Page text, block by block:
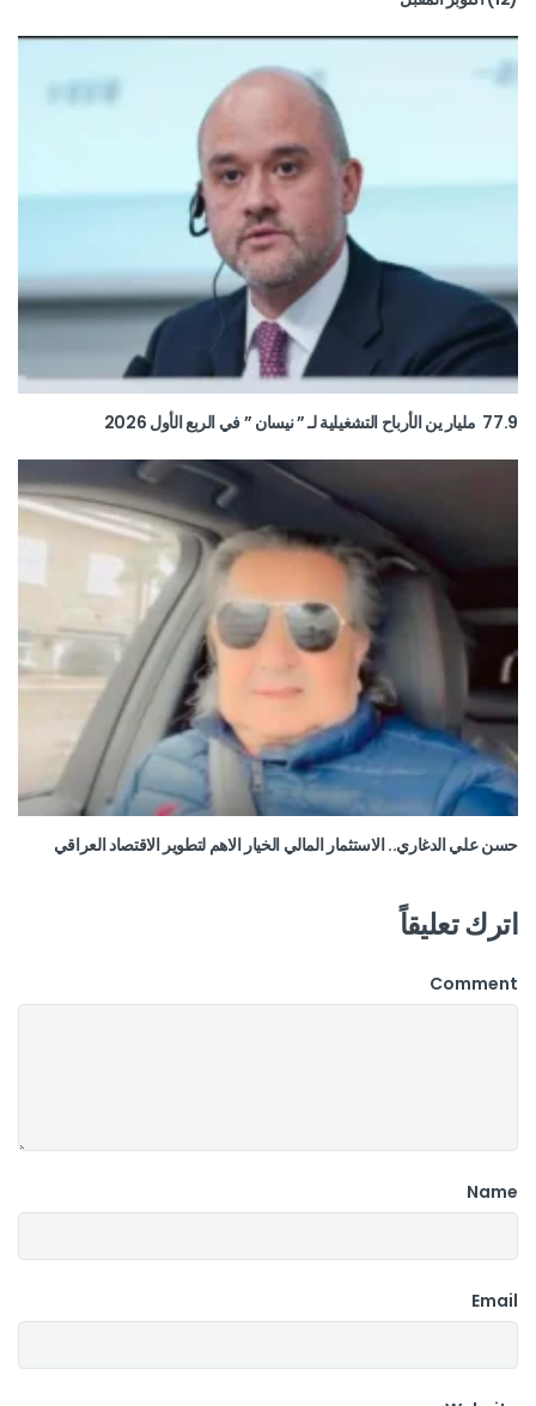
77.9 مليار ين الأرباح التشغيلية لـ ” نيسان ” في الربع الأول 2026
حسن علي الدغاري.. الاستثمار المالي الخيار الاهم لتطوير الاقتصاد العراقي
اترك تعليقاً
Comment
Name
Email